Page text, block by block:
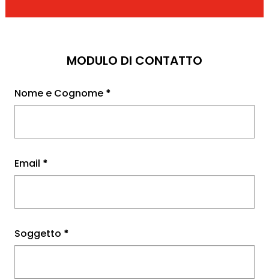
MODULO DI CONTATTO
Nome e Cognome *
Email *
Soggetto *